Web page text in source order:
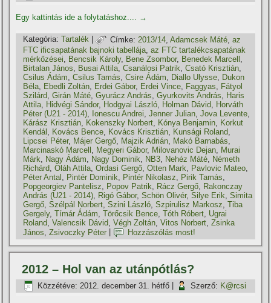
Egy kattintás ide a folytatáshoz.... →
Kategória: Tartalék | Címke: 2013/14 ,Adamcsek Máté ,az
FTC ificsapatának bajnoki tabellája,az FTC tartalékcsapatának
mérkőzései, Bencsik Károly, Bene Zsombor, Benedek Marcell ,
Birtalan János, Busai Attila,Csanálosi Patrik,Csató Krisztián,
Csilus Ádám,Csilus Tamás,Csire Ádám, Diallo Ulysse, Dukon
Béla, Ebedli Zoltán, Erdei Gábor, Erdei Vince, Faggyas, Fátyol
Szilárd,Girán Máté,Gyurácz András,Gyurkovits András, Haris
Attila, Hidvégi Sándor, Hodgyai László, Holman Dávid, Horváth
Péter (U21 - 2014), Ionescu Andrei,Jenner Julian,Jova Levente,
Kárász Krisztián, Kokenszky Norbert, Kónya Benjamin, Korkut
Kendál , Kovács Bence, Kovács Krisztián, Kunsági Roland,
Lipcsei Péter, Májer Gergő, Majzik Adrián, Makó Barnabás,
Marcinaskó Marcell , Megyeri Gábor, Milovanovic Dejan, Murai
Márk, Nagy Ádám, Nagy Dominik, NB3, Nehéz Máté, Németh
Richárd,Oláh Attila,Ordasi Gergő,Otten Mark, Pavlovic Mateo,
Péter Antal , Pintér Dominik, Pintér Nikolasz, Pirik Tamás,
Popgeorgiev Pantelisz, Popov Patrik, Rácz Gergő, Rakonczay
András (U21 - 2014), Rigó Gábor,Schön Olivér,Silye Erik,Simita
Gergő,Szélpál Norbert,Szini László,Szpirulisz Markosz,Tiba
Gergely,Tí­már Ádám,Törőcsik Bence,Tóth Róbert, Ugrai
Roland,Valencsik Dávid,Végh Zoltán,Vitos Norbert,Zsinka
János ,Zsivoczky Péter Hozzászólás most!
2012 – Hol van az utánpótlás?
Közzétéve: 2012. december 31. hétfő Szerző: K@rcsi